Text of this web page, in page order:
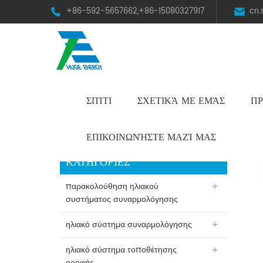
+86-592-5657662,+86-15080327917
ΣΠΊΤΙ ΣΧΕΤΙΚΆ ΜΕ ΕΜΆΣ
ΕΠΙΚΟΙΝΩΝΉΣΤΕ ΜΑΖΊ ΜΑΣ
ΚΑΤΗΓΟΡΊΕΣ
παρακολούθηση ηλιακού
συστήματος συναρμολόγησης
ηλιακό σύστημα συναρμολόγησης
ηλιακό σύστημα τοποθέτησης